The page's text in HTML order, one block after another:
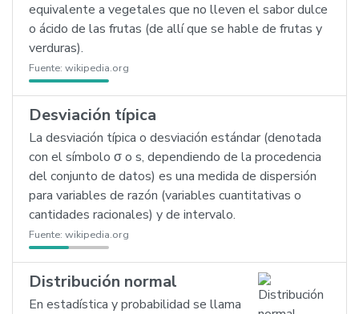
equivalente a vegetales que no lleven el sabor dulce
o ácido de las frutas (de allí que se hable de frutas y
verduras).
Fuente: wikipedia.org
Desviación típica
La desviación típica o desviación estándar (denotada
con el símbolo σ o s, dependiendo de la procedencia
del conjunto de datos) es una medida de dispersión
para variables de razón (variables cuantitativas o
cantidades racionales) y de intervalo.
Fuente: wikipedia.org
Distribución normal
En estadística y probabilidad se llama